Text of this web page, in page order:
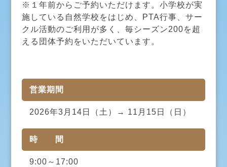
※１年前からご予約いただけます。小学校が実
施している自然学校をはじめ、PTA行事、サー
クル活動のご利用が多く、毎シーズン200を超
える団体予約をいただいています。
営業期間
2026年3月14日（土）→ 11月15日（日）
時 間
9:00～17:00